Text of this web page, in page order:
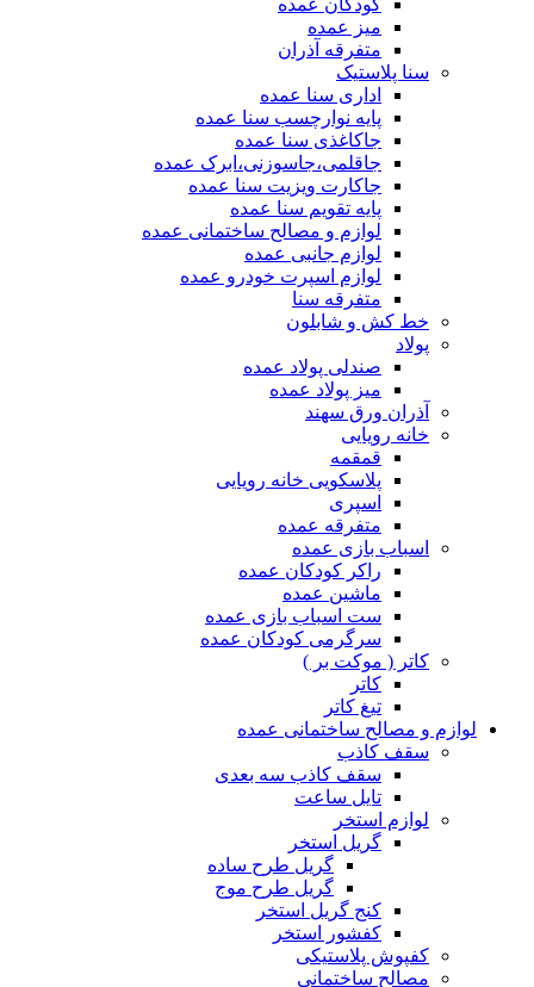
کودکان عمده
میز عمده
متفرقه آذران
سنا پلاستیک
اداری سنا عمده
پایه نوارچسب سنا عمده
جاکاغذی سنا عمده
جاقلمی،جاسوزنی،ابرک عمده
جاکارت ویزیت سنا عمده
پایه تقویم سنا عمده
لوازم و مصالح ساختمانی عمده
لوازم جانبی عمده
لوازم اسپرت خودرو عمده
متفرقه سنا
خط کش و شابلون
پولاد
صندلی پولاد عمده
میز پولاد عمده
آذران ورق سهند
خانه رویایی
قمقمه
پلاسکویی خانه رویایی
اسپری
متفرقه عمده
اسباب بازی عمده
راکر کودکان عمده
ماشین عمده
ست اسباب بازی عمده
سرگرمی کودکان عمده
کاتر ( موکت بر )
کاتر
تیغ کاتر
لوازم و مصالح ساختمانی عمده
سقف کاذب
سقف کاذب سه بعدی
تایل ساعت
لوازم استخر
گریل استخر
گریل طرح ساده
گریل طرح موج
کنج گریل استخر
کفشور استخر
کفپوش پلاستیکی
مصالح ساختمانی